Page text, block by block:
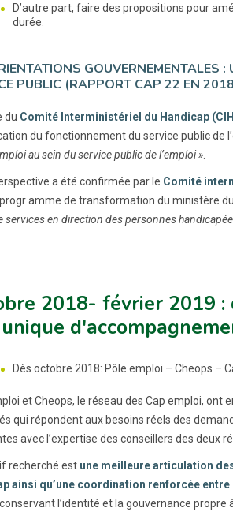
D’autre part, faire des propositions pour
durée.
GOUVERNEMENTALES
PUBLIC (RAPPORT CAP 22 EN
du Comité Interministériel du Handicap
du fonctionnement du service public de
au sein du service public de l’emploi ».
a été confirmée par le Comité
amme de transformation du ministère
services en direction des personnes
2018- février 2019
Dès octobre 2018: Pôle emploi – Cheops –
et Cheops, le réseau des Cap emploi, ont
qui répondent aux besoins réels des
avec l’expertise des conseillers des deux
recherché est une meilleure articulation
ainsi qu’une coordination renforcée
l’identité et la gouvernance propre